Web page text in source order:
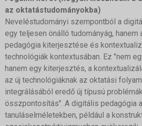
az oktatástudományokba)
Neveléstudományi szempontból a
egy teljesen önálló tudományág, hanem
pedagógia kiterjesztése és
technológiák kontextusában. Ez "nem
hanem egy kiterjesztés, a
az új technológiáknak az oktatási
integrálásából eredő új típusú
összpontosítás". A digitális pedagógia a
tanuláselméletekben, például a